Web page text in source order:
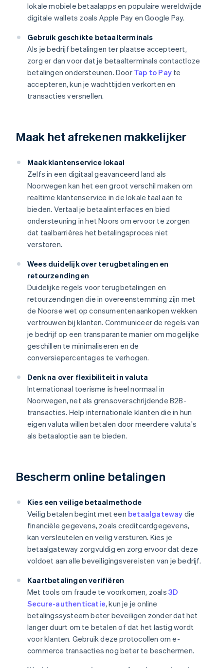
lokale mobiele betaalapps en populaire wereldwijde
digitale wallets zoals Apple Pay en Google Pay.
Gebruik geschikte betaalterminals
Als je bedrijf betalingen ter plaatse accepteert,
zorg er dan voor dat je betaalterminals contactloze
betalingen ondersteunen. Door Tap to Pay te
accepteren, kun je wachttijden verkorten en
transacties versnellen.
Maak het afrekenen makkelijker
Maak klantenservice lokaal
Zelfs in een digitaal geavanceerd land als
Noorwegen kan het een groot verschil maken om
realtime klantenservice in de lokale taal aan te
bieden. Vertaal je betaalinterfaces en bied
ondersteuning in het Noors om ervoor te zorgen
dat taalbarrières het betalingsproces niet
verstoren.
Wees duidelijk over terugbetalingen en
retourzendingen
Duidelijke regels voor terugbetalingen en
retourzendingen die in overeenstemming zijn met
de Noorse wet op consumentenaankopen wekken
vertrouwen bij klanten. Communiceer de regels van
je bedrijf op een transparante manier om mogelijke
geschillen te minimaliseren en de
conversiepercentages te verhogen.
Denk na over flexibiliteit in valuta
Internationaal toerisme is heel normaal in
Noorwegen, net als grensoverschrijdende B2B-
transacties. Help internationale klanten die in hun
eigen valuta willen betalen door meerdere valuta's
als betaaloptie aan te bieden.
Bescherm online betalingen
Kies een veilige betaalmethode
Veilig betalen begint met een betaalgateway die
financiële gegevens, zoals creditcardgegevens,
kan versleutelen en veilig versturen. Kies je
betaalgateway zorgvuldig en zorg ervoor dat deze
voldoet aan alle beveiligingsvereisten van je bedrijf.
Kaartbetalingen verifiëren
Met tools om fraude te voorkomen, zoals 3D
Secure-authenticatie, kun je je online
betalingssysteem beter beveiligen zonder dat het
langer duurt om te betalen of dat het lastig wordt
voor klanten. Gebruik deze protocollen om e-
commerce transacties nog beter te beschermen.